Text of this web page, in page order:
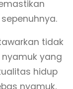
tidak
yang
hidup